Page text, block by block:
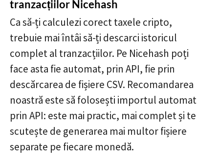
tranzacțiilor Nicehash
Ca să-ți calculezi corect taxele cripto,
trebuie mai întâi să-ți descarci istoricul
complet al tranzacțiilor. Pe Nicehash poți
face asta fie automat, prin API, fie prin
descărcarea de fișiere CSV. Recomandarea
noastră este să folosești importul automat
prin API: este mai practic, mai complet și te
scutește de generarea mai multor fișiere
separate pe fiecare monedă.